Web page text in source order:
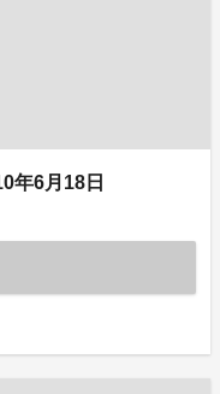
年6月18日